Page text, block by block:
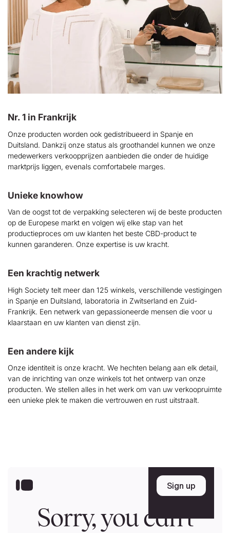
Nr. 1 in Frankrijk
Onze producten worden ook gedistribueerd in Spanje en
Duitsland. Dankzij onze status als groothandel kunnen we onze
medewerkers verkoopprijzen aanbieden die onder de huidige
marktprijs liggen, evenals comfortabele marges.
Unieke knowhow
Van de oogst tot de verpakking selecteren wij de beste producten
op de Europese markt en volgen wij elke stap van het
productieproces om uw klanten het beste CBD-product te
kunnen garanderen. Onze expertise is uw kracht.
Een krachtig netwerk
High Society telt meer dan 125 winkels, verschillende vestigingen
in Spanje en Duitsland, laboratoria in Zwitserland en Zuid-
Frankrijk. Een netwerk van gepassioneerde mensen die voor u
klaarstaan en uw klanten van dienst zijn.
Een andere kijk
Onze identiteit is onze kracht. We hechten belang aan elk detail,
van de inrichting van onze winkels tot het ontwerp van onze
producten. We stellen alles in het werk om van uw verkoopruimte
een unieke plek te maken die vertrouwen en rust uitstraalt.